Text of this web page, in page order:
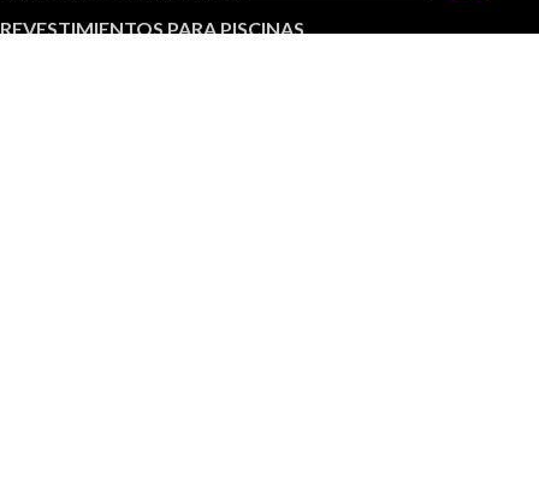
REVESTIMIENTOS PARA PISCINAS